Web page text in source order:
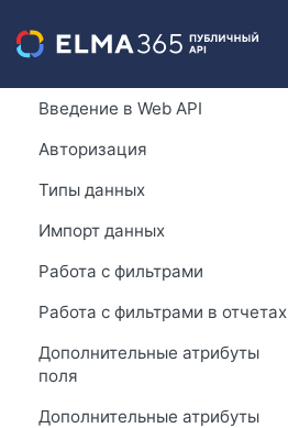
Введение в Web API
Авторизация
Типы данных
Импорт данных
Работа с фильтрами
Работа с фильтрами в отчетах
Дополнительные атрибуты
поля
Дополнительные атрибуты